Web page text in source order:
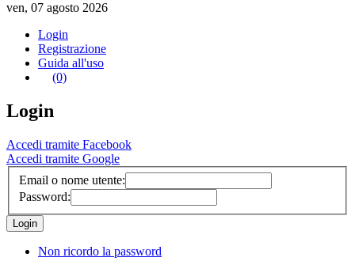
ven, 07 agosto 2026
Login
Registrazione
Guida all'uso
(0)
Login
Accedi tramite Facebook
Accedi tramite Google
Email o nome utente:
Password:
Non ricordo la password